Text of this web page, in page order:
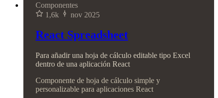
Componentes
1,6k
nov 2025
React Spreadsheet
Para añadir una hoja de cálculo editable tipo Excel
dentro de una aplicación React
Componente de hoja de cálculo simple y
personalizable para aplicaciones React